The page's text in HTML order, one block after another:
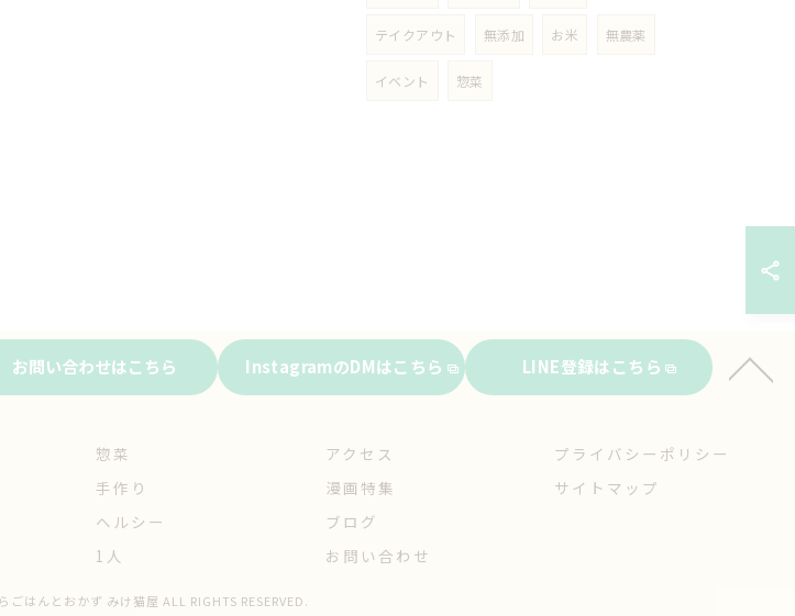
テイクアウト 無添加 お米 無農薬
イベント 惣菜
お問い合わせはこちら InstagramのDMはこちら LINE登録はこちら
惣菜
手作り
ヘルシー
1人
アクセス
漫画特集
ブログ
お問い合わせ
プライバシーポリシー
サイトマップ
はんとおかず みけ猫屋 ALL RIGHTS RESERVED.